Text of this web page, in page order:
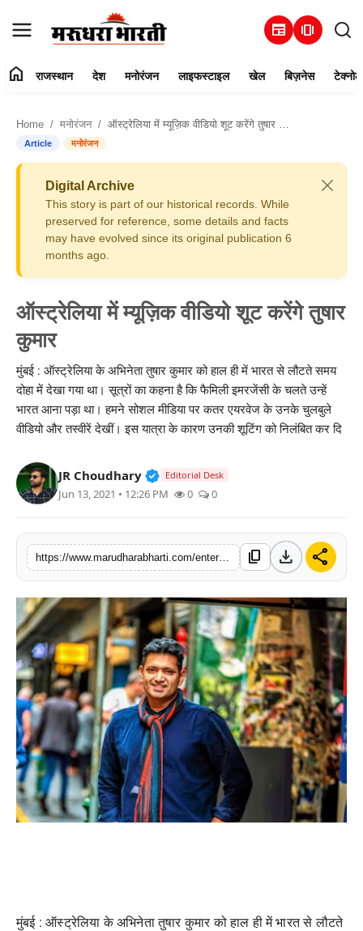
newspaper amp_stories
संपर्क करें
राजस्थान
मनोरंजन
लाइफस्टाइल
खेल
बिज़नेस
टेक्नोलॉजी
शिक्षा
वीडियो
home राजस्थान देश मनोरंजन लाइफस्टाइल खेल बिज़नेस
Home मनोरंजन ऑस्ट्रेलिया में म्यूज़िक वीडियो शूट करेंगे तुषार कुमार
Article मनोरंजन
Digital Archive
This story is part of our historical records. While
preserved for reference, some details and facts
may have evolved since its original publication 6
months ago.
ऑस्ट्रेलिया में म्यूज़िक वीडियो शूट करेंगे तुषार
कुमार
मुंबई : ऑस्ट्रेलिया के अभिनेता तुषार कुमार को हाल ही में भारत से लौटते समय
दोहा में देखा गया था। सूत्रों का कहना है कि फैमिली इमरजेंसी के चलते उन्हें
भारत आना पड़ा था। हमने सोशल मीडिया पर कतर एयरवेज के उनके चुलबुले
वीडियो और तस्वीरें देखीं। इस यात्रा के कारण उनकी शूटिंग को निलंबित कर दि
JR Choudhary Verified Public Figure • 30 Mar,
Editorial Desk
Jun 13, 2021 • 12:26 PM 0 0
https://www.marudharabharti.com/entertainment/tushar-kumar-will-shoot-music-video-in-australia content_copy download share
मुंबई : ऑस्ट्रेलिया के अभिनेता तुषार कुमार को हाल ही में भारत से लौटते